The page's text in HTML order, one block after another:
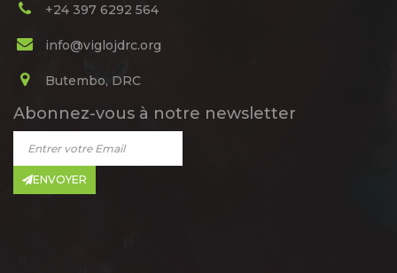
+24 397 6292 564
info@viglojdrc.org
Butembo, DRC
Abonnez-vous à notre newsletter
ENVOYER